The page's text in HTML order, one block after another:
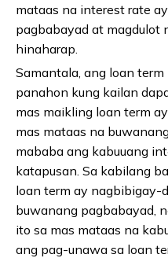
mataas na interest rate
pagbabayad at magdulot
hinaharap.
Samantala, ang loan
panahon kung kailan
mas maikling loan term
mas mataas na
mababa ang kabuuang
katapusan. Sa kabilang
loan term ay nagbibigay-
buwanang pagbabayad,
ito sa mas mataas na
ang pag-unawa sa loan